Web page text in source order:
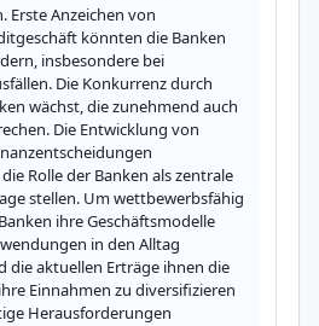
Erste Anzeichen von
könnten die Banken
insbesondere bei
Die Konkurrenz durch
wächst, die zunehmend auch
Die Entwicklung von
Rolle der Banken als zentrale
stellen. Um wettbewerbsfähig
ihre Geschäftsmodelle
in den Alltag
die aktuellen Erträge ihnen die
Einnahmen zu diversifizieren
Herausforderungen